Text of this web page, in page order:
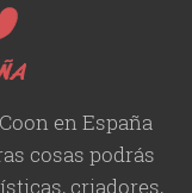
en España
cosas podrás
, criadores,